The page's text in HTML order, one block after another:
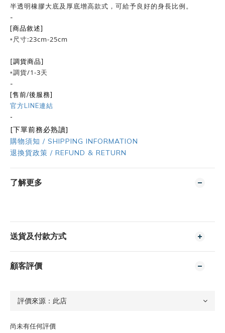
半透明橡膠大底及厚底增高款式，可給予良好的身長比例。
-
[商品敘述]
▫️尺寸:23cm-25cm
[調貨商品]
▫️調貨/1-3天
-
[售前/後服務]
官方LINE連結
-
[下單前務必熟讀]
購物須知 / SHIPPING INFORMATION
退換貨政策 / REFUND & RETURN
了解更多
送貨及付款方式
顧客評價
尚未有任何評價